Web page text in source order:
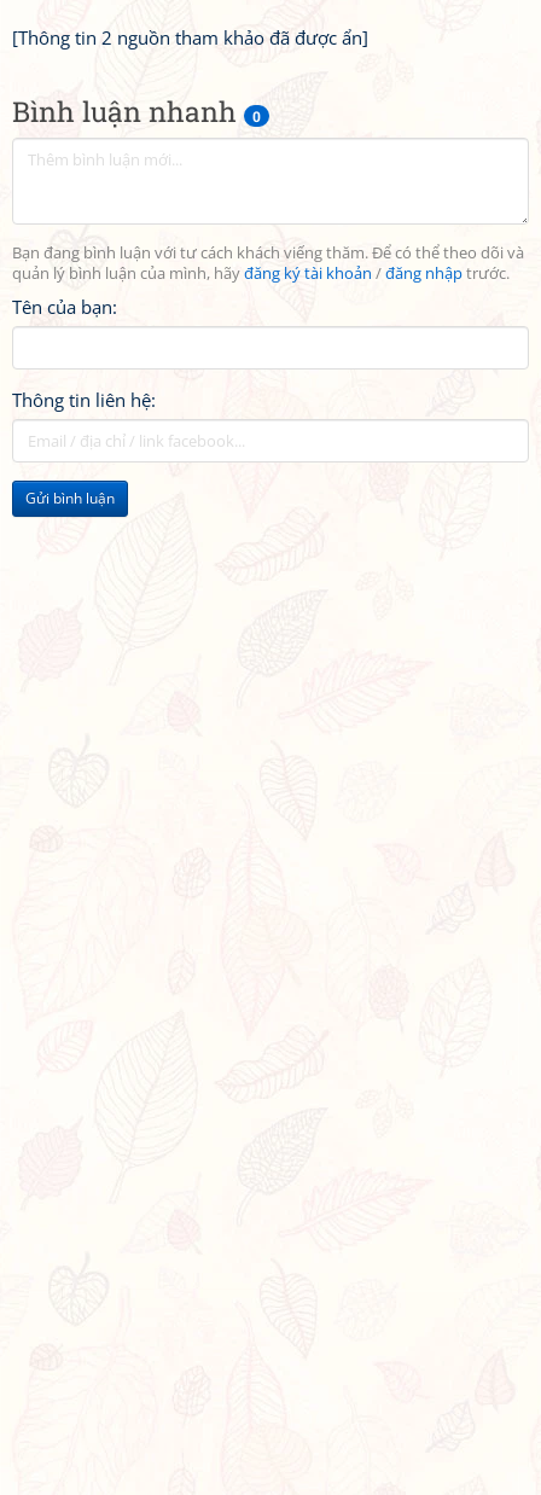
Bình luận nhanh 0
Bạn đang bình luận với tư cách khách viếng thăm. Để có thể theo dõi và
quản lý bình luận của mình, hãyđăng ký tài khoản /đăng nhậptrước.
Tên của bạn:
Thông tin liên hệ:
Gửi bình luận
[Thông tin 2 nguồn tham khảo đã được ẩn]